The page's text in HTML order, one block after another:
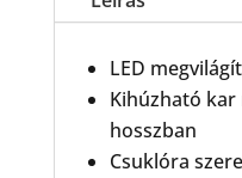
LED
Kihúzható kar
hosszban
Csuklóra